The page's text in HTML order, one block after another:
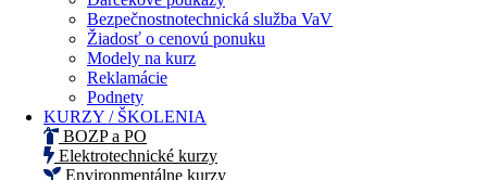
Bezpečnostnotechnická služba VaV
Žiadosť o cenovú ponuku
Modely na kurz
Reklamácie
Podnety
KURZY / ŠKOLENIA
BOZP a PO
Elektrotechnické kurzy
Environmentálne kurzy